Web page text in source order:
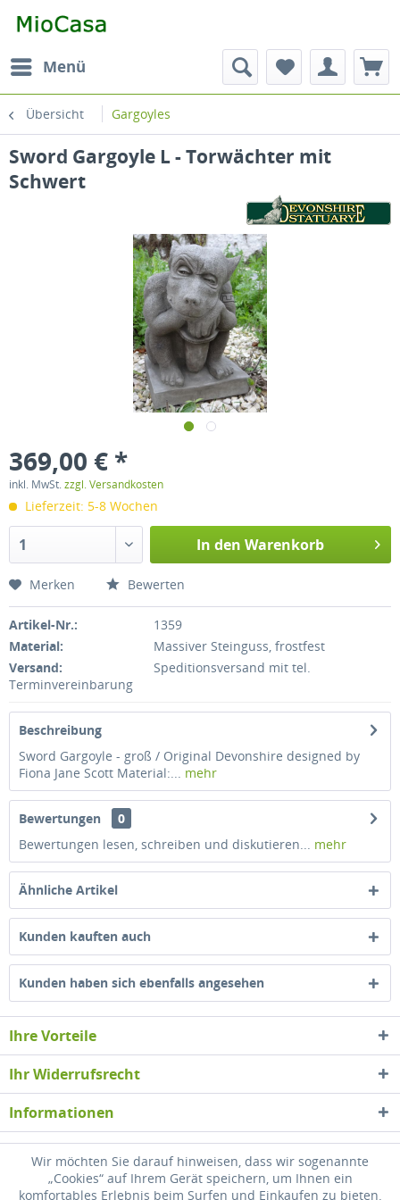
Menü
Übersicht Gargoyles
Sword Gargoyle L - Torwächter mit
Schwert
369,00 € *
inkl. MwSt.zzgl. Versandkosten
Lieferzeit: 5-8 Wochen
In den Warenkorb
Merken Bewerten
Artikel-Nr.:
1359
Material:
Massiver Steinguss, frostfest
Versand:
Speditionsversand mit tel.
Terminvereinbarung
Beschreibung
Sword Gargoyle - groß / Original Devonshire designed by
Fiona Jane Scott Material:... mehr
Bewertungen
0
Bewertungen lesen, schreiben und diskutieren... mehr
Ähnliche Artikel
Kunden kauften auch
Kunden haben sich ebenfalls angesehen
Ihre Vorteile
Ihr Widerrufsrecht
Informationen
Wir möchten Sie darauf hinweisen, dass wir sogenannte
„Cookies“ auf Ihrem Gerät speichern, um Ihnen ein
komfortables Erlebnis beim Surfen und Einkaufen zu bieten.